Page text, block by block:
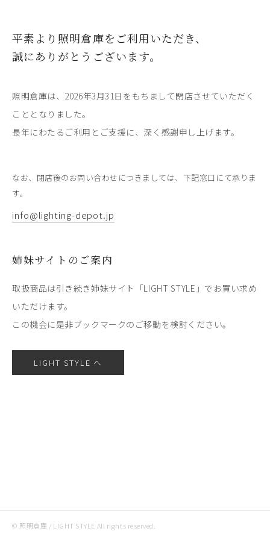
平素より照明倉庫をご利用いただき、
誠にありがとうございます。
照明倉庫は、2026年3月31日をもちまして閉店させていただく
こととなりました。
長年にわたるご利用とご支援に、深く感謝申し上げます。
なお、閉店後のお問い合わせにつきましては、下記窓口にて承りま
す。
info@lighting-depot.jp
姉妹サイトのご案内
取扱商品は引き続き姉妹サイト「LIGHT STYLE」でお買い求め
いただけます。
この機会に是非ブックマークのご移動を検討ください。
LIGHT STYLE へ
© 照明倉庫 / LIGHT STYLE All rights reserved.